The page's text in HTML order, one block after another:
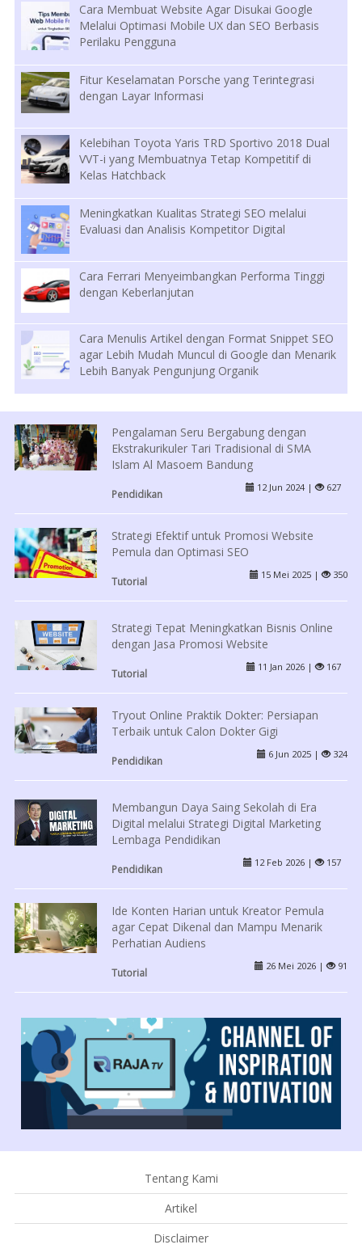
Cara Membuat Website Agar Disukai Google
Melalui Optimasi Mobile UX dan SEO Berbasis
Perilaku Pengguna
Fitur Keselamatan Porsche yang Terintegrasi
dengan Layar Informasi
Kelebihan Toyota Yaris TRD Sportivo 2018 Dual
VVT-i yang Membuatnya Tetap Kompetitif di
Kelas Hatchback
Meningkatkan Kualitas Strategi SEO melalui
Evaluasi dan Analisis Kompetitor Digital
Cara Ferrari Menyeimbangkan Performa Tinggi
dengan Keberlanjutan
Cara Menulis Artikel dengan Format Snippet SEO
agar Lebih Mudah Muncul di Google dan Menarik
Lebih Banyak Pengunjung Organik
Pengalaman Seru Bergabung dengan
Ekstrakurikuler Tari Tradisional di SMA
Islam Al Masoem Bandung
Pendidikan
12 Jun 2024 | 627
Strategi Efektif untuk Promosi Website
Pemula dan Optimasi SEO
Tutorial
15 Mei 2025 | 350
Strategi Tepat Meningkatkan Bisnis Online
dengan Jasa Promosi Website
Tutorial
11 Jan 2026 | 167
Tryout Online Praktik Dokter: Persiapan
Terbaik untuk Calon Dokter Gigi
Pendidikan
6 Jun 2025 | 324
Membangun Daya Saing Sekolah di Era
Digital melalui Strategi Digital Marketing
Lembaga Pendidikan
Pendidikan
12 Feb 2026 | 157
Ide Konten Harian untuk Kreator Pemula
agar Cepat Dikenal dan Mampu Menarik
Perhatian Audiens
Tutorial
26 Mei 2026 | 91
Tentang Kami
Artikel
Disclaimer